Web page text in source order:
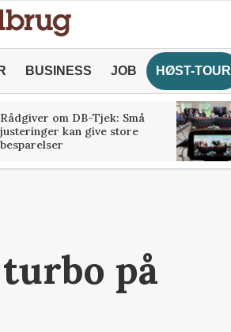
BUSINESS JOB HØST-TOUR
Rådgiver om DB-Tjek: Små
justeringer kan give store
besparelser
på